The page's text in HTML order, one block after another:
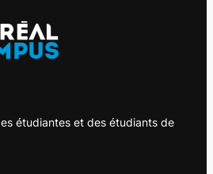
étudiantes et des étudiants de